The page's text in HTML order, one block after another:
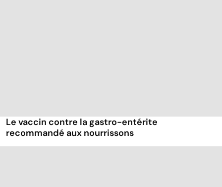
Le vaccin contre la gastro-entérite
recommandé aux nourrissons